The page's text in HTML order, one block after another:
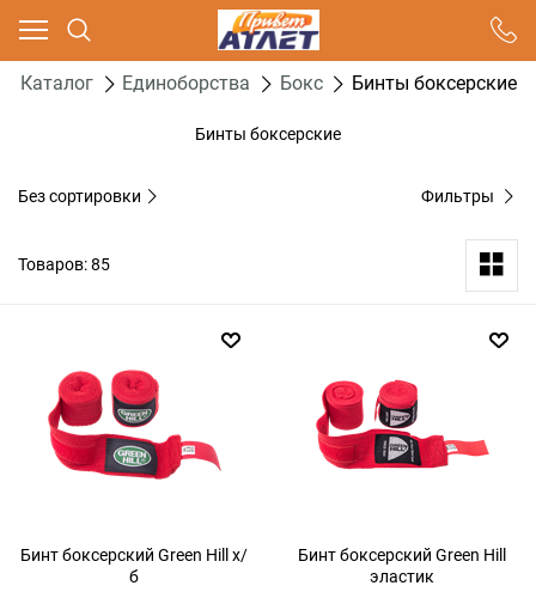
Каталог Единоборства Бокс Бинты боксерские
Бинты боксерские
Без сортировки Фильтры
Товаров: 85
Бинт боксерский Green Hill х/
б
Бинт боксерский Green Hill
эластик
Ваш город - Москва,
угадали?
ДА НЕТ